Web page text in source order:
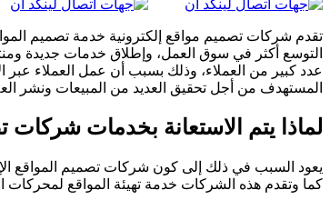
تقدم شركات تصميم مواقع إلكترونية خدمة تصميم
التوسع أكثر في سوق العمل، وإطلاق خدمات جديدة
عدد كبير من العملاء، وذلك بسبب أن عمل العملاء
المستهدف من أجل تحقيق العديد من المبيعات ونشر
لماذا يتم الاستعانة بخدمات شركات
يعود السبب في ذلك إلى كون شركات تصميم المواقع
كما وتقدم هذه الشركات خدمة تهيئة المواقع لمحركات